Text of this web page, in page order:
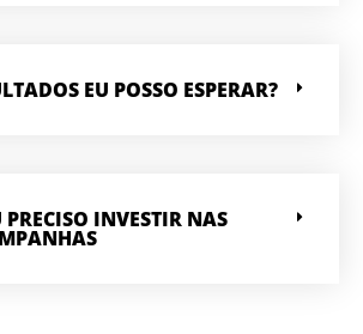
EU POSSO ESPERAR?
INVESTIR NAS